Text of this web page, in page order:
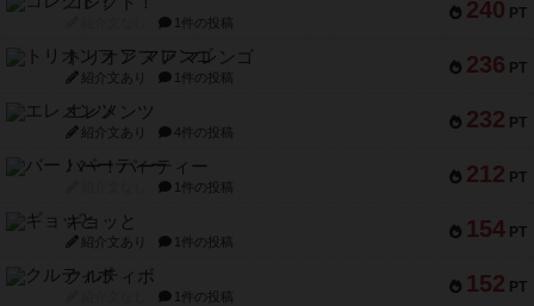
240 PT
1件の投稿
236 PT
トリオンフ ア マレンゴ
紹介文あり 1件の投稿
232 PT
エレメンツ
紹介文あり 4件の投稿
212 PT
バー！パーティー
1件の投稿
154 PT
ギョッと
紹介文あり 1件の投稿
152 PT
クルティボ
1件の投稿